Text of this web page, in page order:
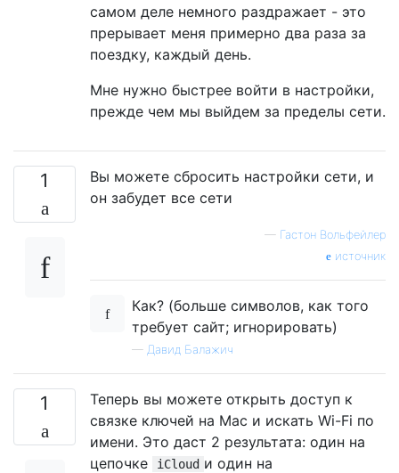
самом деле немного раздражает - это
прерывает меня примерно два раза за
поездку, каждый день.
Мне нужно быстрее войти в настройки,
прежде чем мы выйдем за пределы сети.
1
Вы можете сбросить настройки сети, и
он забудет все сети
— Гастон Вольфейлер
источник
Как? (больше символов, как того
требует сайт; игнорировать)
— Давид Балажич
1
Теперь вы можете открыть доступ к
связке ключей на Mac и искать Wi-Fi по
имени. Это даст 2 результата: один на
цепочке
iCloud и один на